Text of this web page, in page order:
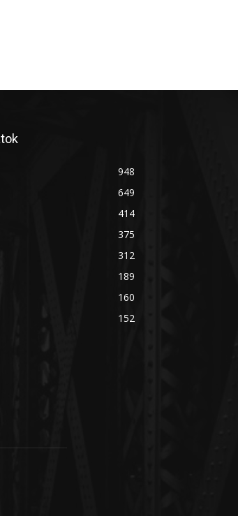
948
649
414
375
312
189
160
152